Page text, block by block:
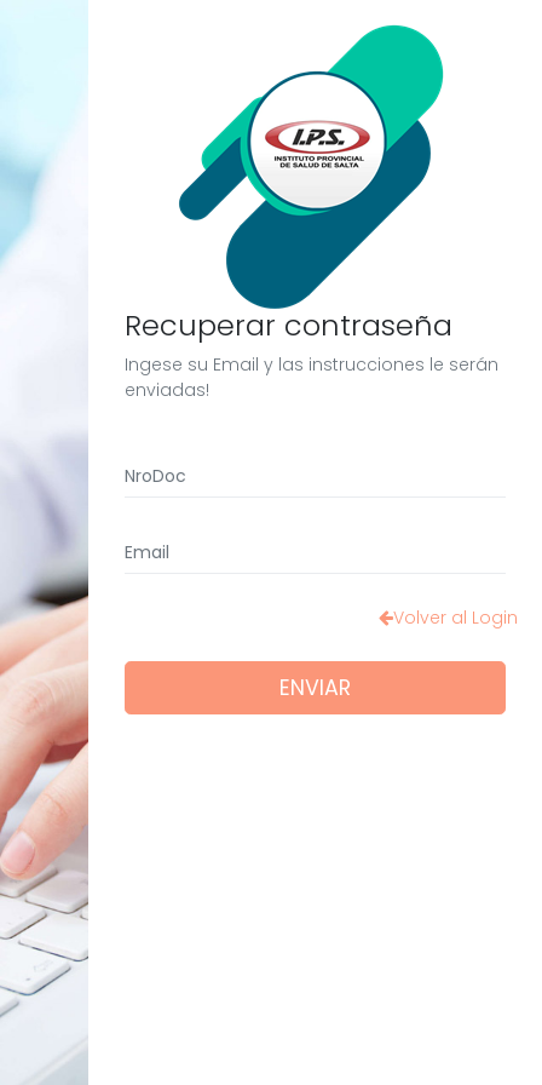
Recuperar contraseña
Ingese su Email y las instrucciones le serán
enviadas!
Volver al Login